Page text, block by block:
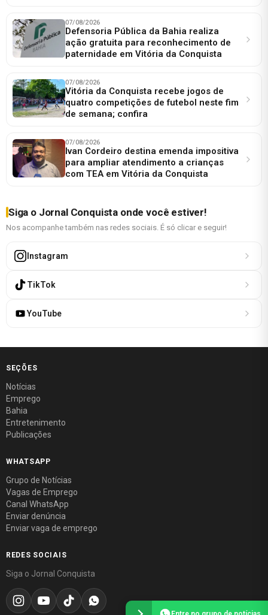
07/08/2026
Defensoria Pública da Bahia realiza
ação gratuita para reconhecimento de
paternidade em Vitória da Conquista
07/08/2026
Vitória da Conquista recebe jogos de
quatro competições de futebol neste fim
de semana; confira
07/08/2026
Ivan Cordeiro destina emenda impositiva
para ampliar atendimento a crianças
com TEA em Vitória da Conquista
Siga o Jornal Conquista onde você estiver!
Nos acompanhe também nas redes sociais. É só clicar e seguir!
Instagram
TikTok
YouTube
SEÇÕES
Notícias
Emprego
Bahia
Entretenimento
Publicações
WHATSAPP
Grupo de Notícias
Vagas de Emprego
Canal WhatsApp
Enviar denúncia
Enviar vaga de emprego
REDES SOCIAIS
Siga o Jornal Conquista